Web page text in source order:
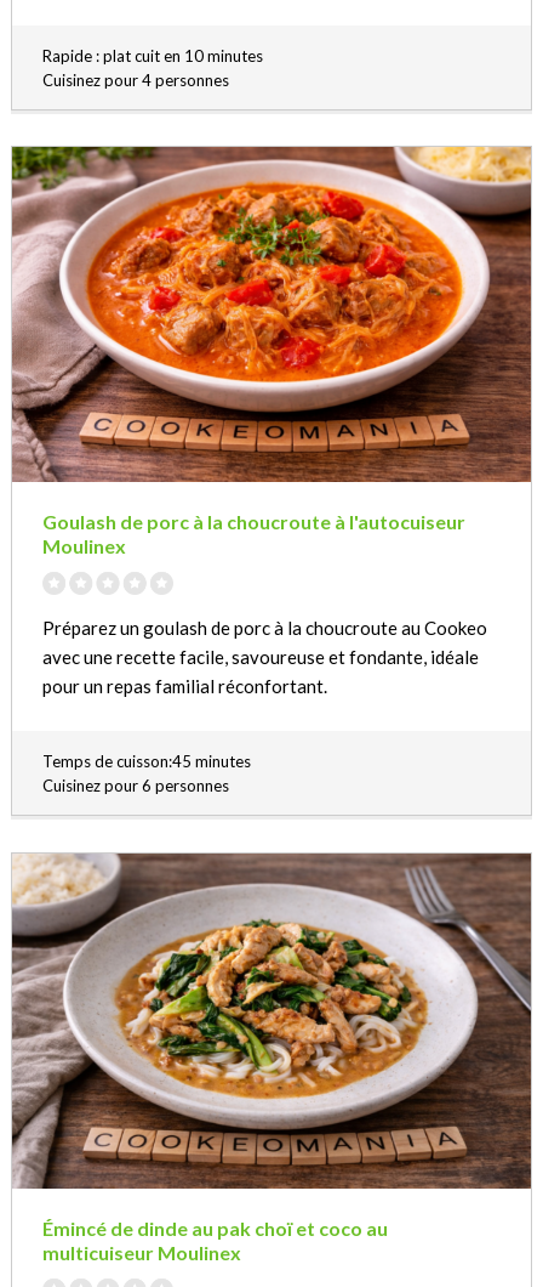
Rapide : plat cuit en 10 minutes
Cuisinez pour 4 personnes
Goulash de porc à la choucroute à l'autocuiseur
Moulinex
Préparez un goulash de porc à la choucroute au Cookeo
avec une recette facile, savoureuse et fondante, idéale
pour un repas familial réconfortant.
Temps de cuisson:45 minutes
Cuisinez pour 6 personnes
Émincé de dinde au pak choï et coco au
multicuiseur Moulinex